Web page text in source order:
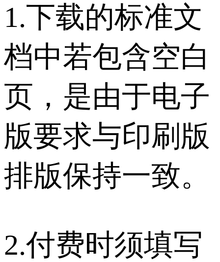
1.下载的标准文
档中若包含空白
页，是由于电子
版要求与印刷版
排版保持一致。
2.付费时须填写